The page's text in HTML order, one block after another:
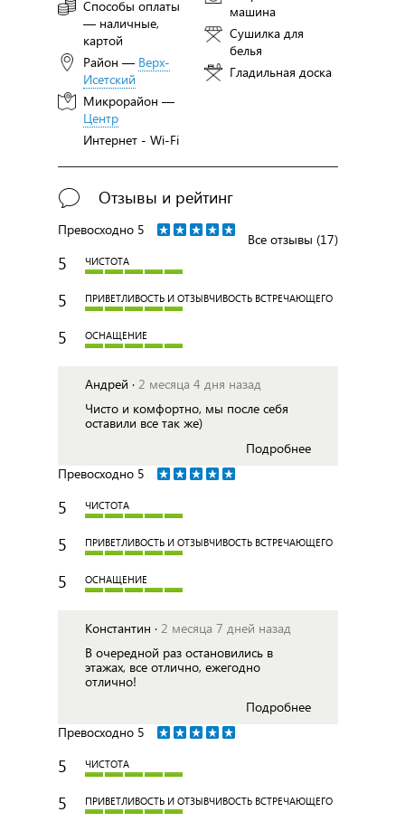
Способы оплаты
— наличные,
картой
Район — Верх-
Исетский
Микрорайон —
Центр
Интернет - Wi-Fi
машина
Сушилка для
белья
Гладильная доска
Отзывы и рейтинг
Все отзывы (17)
Превосходно 5
5 ЧИСТОТА
5 ПРИВЕТЛИВОСТЬ И ОТЗЫВЧИВОСТЬ ВСТРЕЧАЮЩЕГО
5 ОСНАЩЕНИЕ
Андрей · 2 месяца 4 дня назад
Чисто и комфортно, мы после себя
оставили все так же)
Подробнее
Превосходно 5
5 ЧИСТОТА
5 ПРИВЕТЛИВОСТЬ И ОТЗЫВЧИВОСТЬ ВСТРЕЧАЮЩЕГО
5 ОСНАЩЕНИЕ
Константин · 2 месяца 7 дней назад
В очередной раз остановились в
этажах, все отлично, ежегодно
отлично!
Подробнее
Превосходно 5
5 ЧИСТОТА
5 ПРИВЕТЛИВОСТЬ И ОТЗЫВЧИВОСТЬ ВСТРЕЧАЮЩЕГО